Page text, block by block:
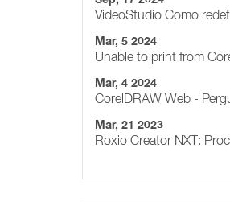
VideoStudio Como
Mar, 5 2024
Unable to print from
Mar, 4 2024
CorelDRAW Web -
Mar, 21 2023
Roxio Creator NXT: